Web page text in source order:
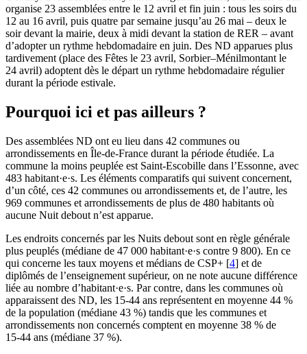
organise 23 assemblées entre le 12 avril et fin juin : tous les soirs du
12 au 16 avril, puis quatre par semaine jusqu’au 26 mai – deux le
soir devant la mairie, deux à midi devant la station de RER – avant
d’adopter un rythme hebdomadaire en juin. Des ND apparues plus
tardivement (place des Fêtes le 23 avril, Sorbier–Ménilmontant le
24 avril) adoptent dès le départ un rythme hebdomadaire régulier
durant la période estivale.
Pourquoi ici et pas ailleurs ?
Des assemblées ND ont eu lieu dans 42 communes ou
arrondissements en Île-de-France durant la période étudiée. La
commune la moins peuplée est Saint-Escobille dans l’Essonne, avec
483 habitant·e·s. Les éléments comparatifs qui suivent concernent,
d’un côté, ces 42 communes ou arrondissements et, de l’autre, les
969 communes et arrondissements de plus de 480 habitants où
aucune Nuit debout n’est apparue.
Les endroits concernés par les Nuits debout sont en règle générale
plus peuplés (médiane de 47 000 habitant·e·s contre 9 800). En ce
qui concerne les taux moyens et médians de CSP+ [4] et de
diplômés de l’enseignement supérieur, on ne note aucune différence
liée au nombre d’habitant·e·s. Par contre, dans les communes où
apparaissent des ND, les 15‑44 ans représentent en moyenne 44 %
de la population (médiane 43 %) tandis que les communes et
arrondissements non concernés comptent en moyenne 38 % de
15‑44 ans (médiane 37 %).